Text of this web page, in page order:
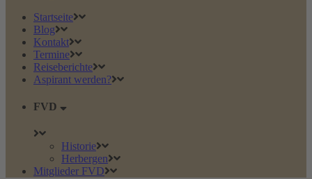
Startseite
Blog
Kontakt
Termine
Reiseberichte
Aspirant werden?
FVD
Historie
Herbergen
Mitglieder FVD